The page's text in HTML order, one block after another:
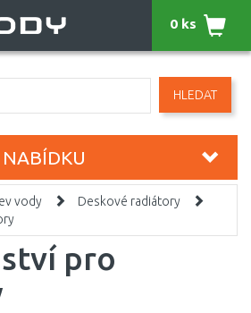
HLEDAT
0 ks
vody
Deskové radiátory
pro